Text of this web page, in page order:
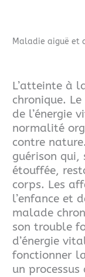
Maladie aiguë et
L’atteinte à
chronique.
de l’énergie
normalité
contre
guérison qui,
étouffée,
corps. Les
l’enfance et
malade
son trouble
d’énergie
fonctionner
un